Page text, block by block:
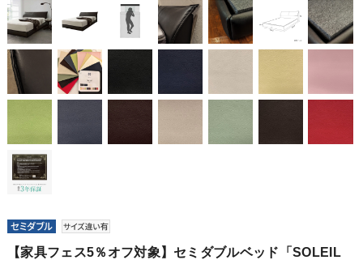
【家具フェス5％オフ対象】セミダブルベッド「SOLEIL